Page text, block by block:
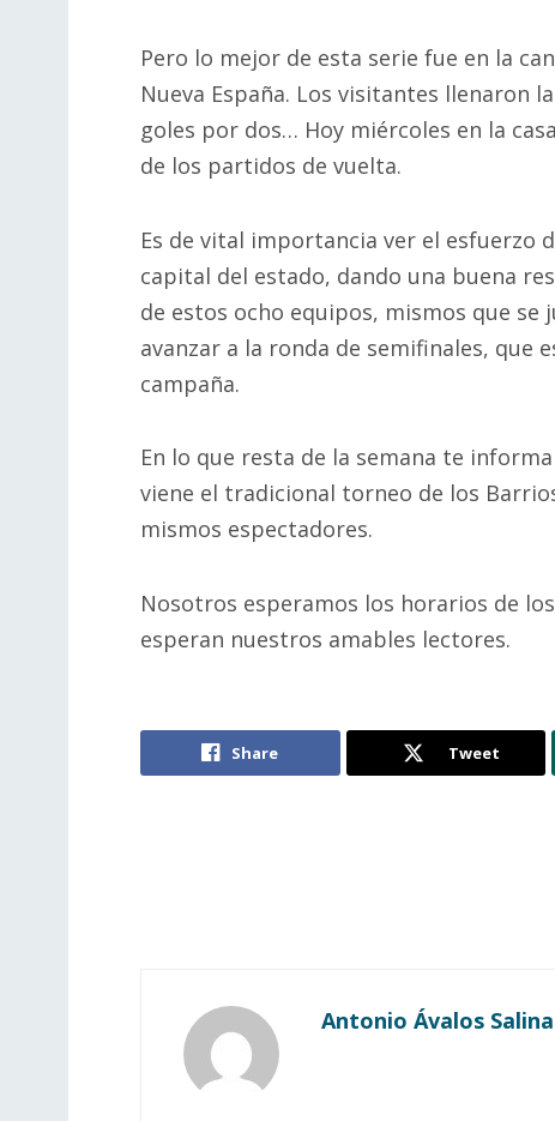
Pero lo mejor de esta serie fue en la
Nueva España. Los visitantes llenaron
goles por dos… Hoy miércoles en la
de los partidos de vuelta.
Es de vital importancia ver el esfuerzo
capital del estado, dando una buena
de estos ocho equipos, mismos que
avanzar a la ronda de semifinales, que
campaña.
En lo que resta de la semana te
viene el tradicional torneo de los
mismos espectadores.
Nosotros esperamos los horarios de
esperan nuestros amables lectores.
Share Tweet
Antonio Ávalos